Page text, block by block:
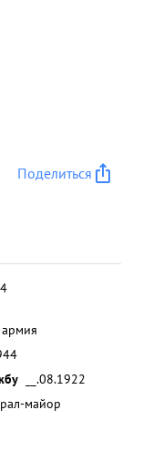
Поделиться
армия
__.08.1922
майор